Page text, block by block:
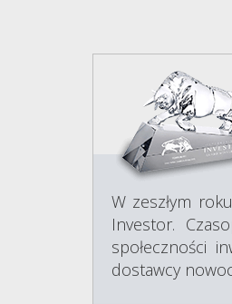
W zeszłym
Investor.
społeczności
dostawcy